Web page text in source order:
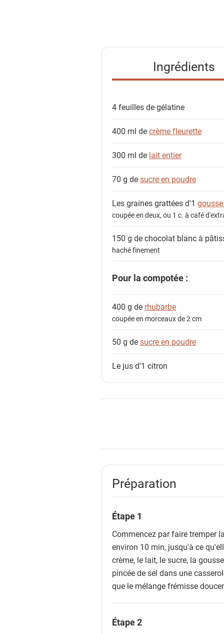
Ingrédients
4 feuilles degélatine
400 ml decrème fleurette
300 ml de lait entier
70 g desucre en poudre
Les graines grattées d'1
coupée en deux, ou 1 c. à café
150 g dechocolat blanc à
haché finement
Pour la compotée :
400 g de rhubarbe
coupée en morceaux de 2 cm
50 g desucre en poudre
Le jus d'1 citron
Préparation
Étape 1
Commencez par faire tremper
environ 10 min, jusqu'à ce
crème, le lait, le sucre, la
pincée de sel dans une
que le mélange frémisse
Étape 2